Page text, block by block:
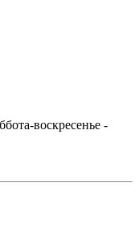
воскресенье -